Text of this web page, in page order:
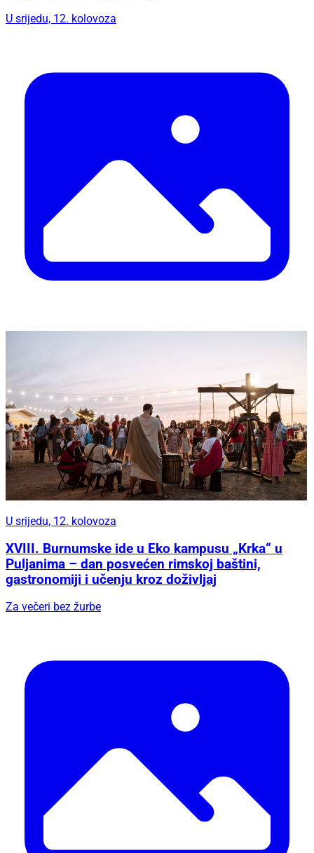
U srijedu, 12. kolovoza
U srijedu, 12. kolovoza
XVIII. Burnumske ide u Eko kampusu „Krka“ u
Puljanima – dan posvećen rimskoj baštini,
gastronomiji i učenju kroz doživljaj
Za večeri bez žurbe